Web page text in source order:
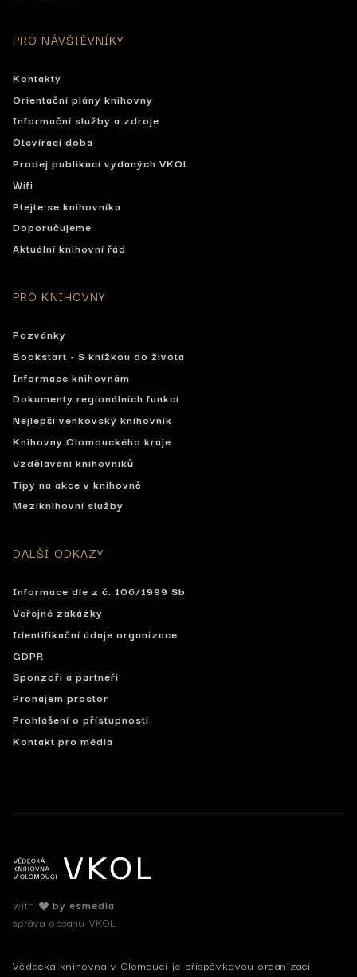
PRO NÁVŠTĚVNÍKY
Kontakty
Orientační plány knihovny
Informační služby a zdroje
Otevírací doba
Prodej publikací vydaných VKOL
Wifi
Ptejte se knihovníka
Doporučujeme
Aktuální knihovní řád
PRO KNIHOVNY
Pozvánky
Bookstart - S knížkou do života
Informace knihovnám
Dokumenty regionálních funkcí
Nejlepší venkovský knihovník
Knihovny Olomouckého kraje
Vzdělávání knihovníků
Tipy na akce v knihovně
Meziknihovní služby
DALŠÍ ODKAZY
Informace dle z.č. 106/1999 Sb
Veřejné zakázky
Identifikační údaje organizace
GDPR
Sponzoři a partneři
Pronájem prostor
Prohlášení o přístupnosti
Kontakt pro média
with
by esmedia
správa obsahu VKOL
Vědecká knihovna v Olomouci je příspěvkovou organizací